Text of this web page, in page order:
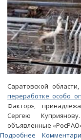
Саратовской
переработке особо
Фактор»,
Сергею
объявленные
Подробнее